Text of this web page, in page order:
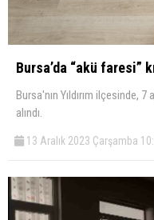
Bursa’da “akü faresi”
Bursa'nın Yıldırım ilçesinde,
alındı.
13 Aralık 2023 Çarşamba